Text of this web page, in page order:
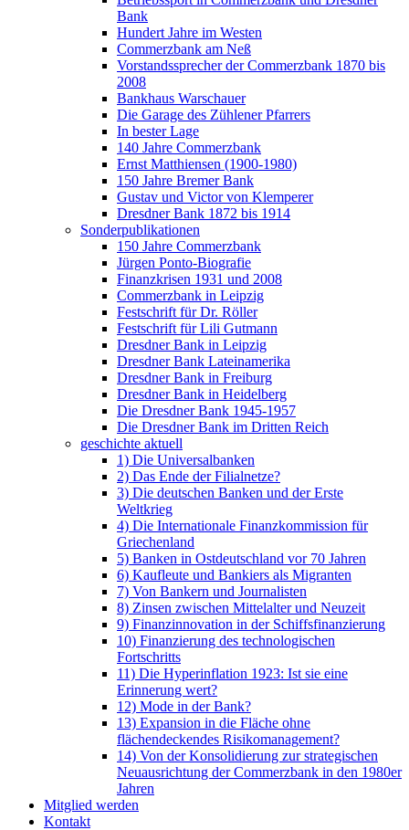
Bank
Hundert Jahre im Westen
Commerzbank am Neß
Vorstandssprecher der Commerzbank 1870 bis
2008
Bankhaus Warschauer
Die Garage des Zühlener Pfarrers
In bester Lage
140 Jahre Commerzbank
Ernst Matthiensen (1900-1980)
150 Jahre Bremer Bank
Gustav und Victor von Klemperer
Dresdner Bank 1872 bis 1914
Sonderpublikationen
150 Jahre Commerzbank
Jürgen Ponto-Biografie
Finanzkrisen 1931 und 2008
Commerzbank in Leipzig
Festschrift für Dr. Röller
Festschrift für Lili Gutmann
Dresdner Bank in Leipzig
Dresdner Bank Lateinamerika
Dresdner Bank in Freiburg
Dresdner Bank in Heidelberg
Die Dresdner Bank 1945-1957
Die Dresdner Bank im Dritten Reich
geschichte aktuell
1) Die Universalbanken
2) Das Ende der Filialnetze?
3) Die deutschen Banken und der Erste
Weltkrieg
4) Die Internationale Finanzkommission für
Griechenland
5) Banken in Ostdeutschland vor 70 Jahren
6) Kaufleute und Bankiers als Migranten
7) Von Bankern und Journalisten
8) Zinsen zwischen Mittelalter und Neuzeit
9) Finanzinnovation in der Schiffsfinanzierung
10) Finanzierung des technologischen
Fortschritts
11) Die Hyperinflation 1923: Ist sie eine
Erinnerung wert?
12) Mode in der Bank?
13) Expansion in die Fläche ohne
flächendeckendes Risikomanagement?
14) Von der Konsolidierung zur strategischen
Neuausrichtung der Commerzbank in den 1980er
Jahren
Mitglied werden
Kontakt